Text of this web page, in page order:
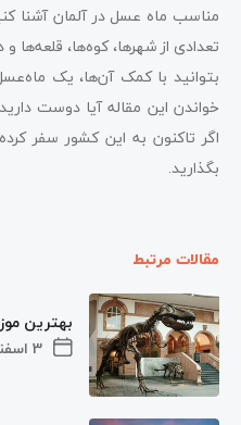
مناسب ماه عسل در آلمان آشنا
تعدادی از شهرها، کوه‌ها، قلعه‌ها
بتوانید با کمک آن‌ها، یک
خواندن این مقاله آیا دوست
اگر تاکنون به این کشور سفر
بگذارید.
مقالات مرتبط
3 اسفند 1404
بهترین